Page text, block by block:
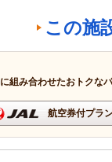
この施
組み合わせたおトクな
航空券付プラ